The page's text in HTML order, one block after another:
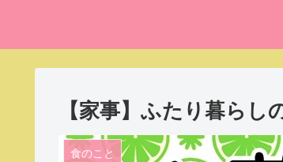
【家事】ふたり暮らし
食のこと